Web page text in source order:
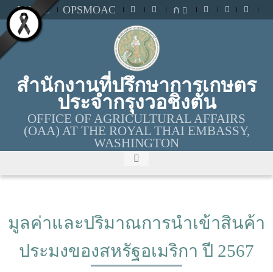
MOAC OPSMOAC ก
สำนักงานที่ปรึกษาการเกษตร
ประจำกรุงวอชิงตัน
OFFICE OF AGRICULTURAL AFFAIRS
(OAA) AT THE ROYAL THAI EMBASSY,
WASHINGTON
มูลค่าและปริมาณการนำเข้าสินค้า
ประมงของสหรัฐอเมริกา ปี 2567